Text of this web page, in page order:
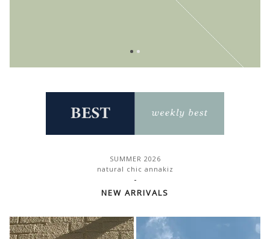
SUMMER 2026
natural chic annakiz
-
NEW ARRIVALS